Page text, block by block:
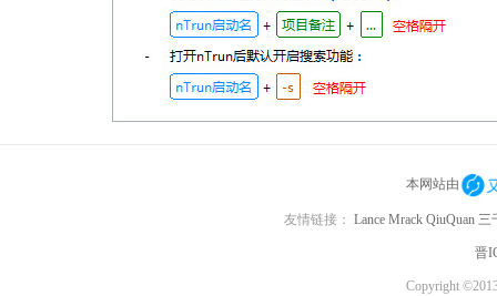
本网站由
友情链接： Lance Mrack QiuQuan 三
晋
Copyright